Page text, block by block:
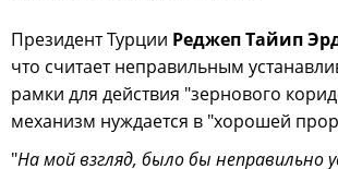
Президент Турции Реджеп Тайип
что считает неправильным
рамки для действия "зернового
механизм нуждается в "хорошей
"На мой взгляд, было бы неправильно